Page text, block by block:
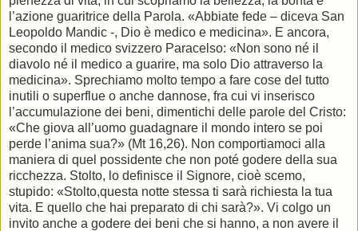
l’azione guaritrice della Parola. «Abbiate fede – diceva San
Leopoldo Mandic -, Dio è medico e medicina». E ancora,
secondo il medico svizzero Paracelso: «Non sono né il
diavolo né il medico a guarire, ma solo Dio attraverso la
medicina». Sprechiamo molto tempo a fare cose del tutto
inutili o superflue o anche dannose, fra cui vi inserisco
l’accumulazione dei beni, dimentichi delle parole del Cristo:
«Che giova all’uomo guadagnare il mondo intero se poi
perde l’anima sua?» (Mt 16,26). Non comportiamoci alla
maniera di quel possidente che non poté godere della sua
ricchezza. Stolto, lo definisce il Signore, cioè scemo,
stupido: «Stolto,questa notte stessa ti sarà richiesta la tua
vita. E quello che hai preparato di chi sarà?». Vi colgo un
invito anche a godere dei beni che si hanno, a non avere il